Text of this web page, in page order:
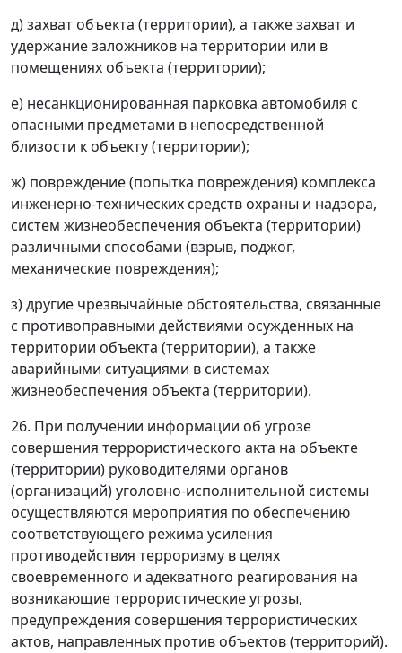
д) захват объекта (территории), а также захват и
удержание заложников на территории или в
помещениях объекта (территории);
е) несанкционированная парковка автомобиля с
опасными предметами в непосредственной
близости к объекту (территории);
ж) повреждение (попытка повреждения) комплекса
инженерно-технических средств охраны и надзора,
систем жизнеобеспечения объекта (территории)
различными способами (взрыв, поджог,
механические повреждения);
з) другие чрезвычайные обстоятельства, связанные
с противоправными действиями осужденных на
территории объекта (территории), а также
аварийными ситуациями в системах
жизнеобеспечения объекта (территории).
26. При получении информации об угрозе
совершения террористического акта на объекте
(территории) руководителями органов
(организаций) уголовно-исполнительной системы
осуществляются мероприятия по обеспечению
соответствующего режима усиления
противодействия терроризму в целях
своевременного и адекватного реагирования на
возникающие террористические угрозы,
предупреждения совершения террористических
актов, направленных против объектов (территорий).